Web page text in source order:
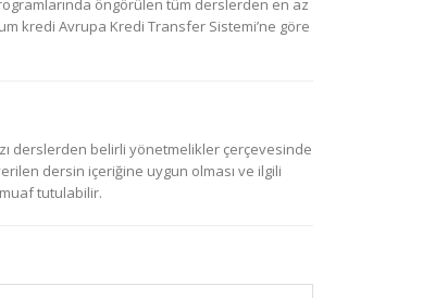
öngörülen tüm derslerden en az
kredi Avrupa Kredi Transfer Sistemi’ne göre
derslerden belirli yönetmelikler çerçevesinde
dersin içeriğine uygun olması ve ilgili
tutulabilir.